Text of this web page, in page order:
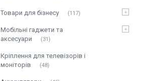
Товари для бізнесу 117
Мобільні гаджети та
аксесуари
31
Кріплення для телевізорів і
моніторів
48